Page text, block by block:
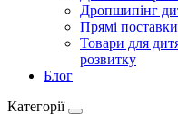
Дропшипінг
Прямі
Товари для
розвитку
Блог
Категорії